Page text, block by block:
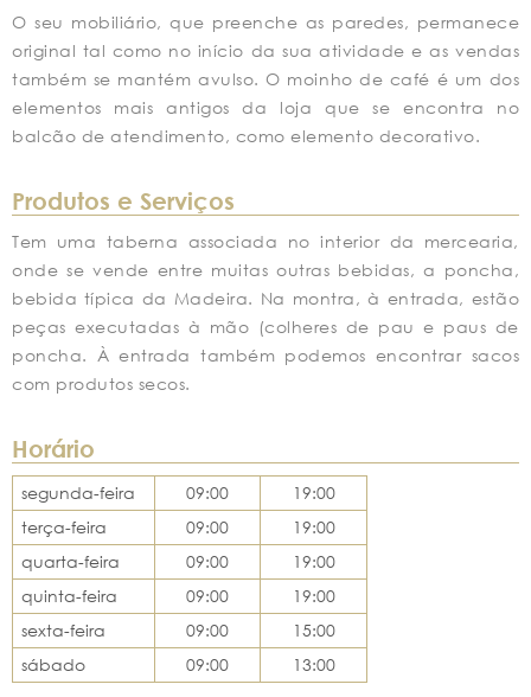
O seu mobiliário, que preenche as paredes, permanece
original tal como no início da sua atividade e as vendas
também se mantém avulso. O moinho de café é um dos
elementos mais antigos da loja que se encontra no
balcão de atendimento, como elemento decorativo.
Produtos e Serviços
Tem uma taberna associada no interior da mercearia,
onde se vende entre muitas outras bebidas, a poncha,
bebida típica da Madeira. Na montra, à entrada, estão
peças executadas à mão (colheres de pau e paus de
poncha. À entrada também podemos encontrar sacos
com produtos secos.
Horário
segunda-feira 09:00
19:00
terça-feira
09:00
19:00
quarta-feira
09:00
19:00
quinta-feira
09:00
19:00
sexta-feira
09:00
15:00
sábado
09:00 13:00